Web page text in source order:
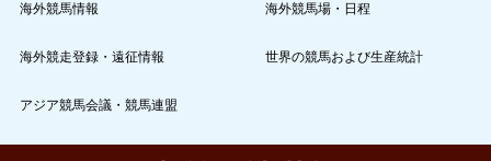
海外競馬情報 海外競馬場・日程
海外競走登録・遠征情報 世界の競馬および生産統計
アジア競馬会議・競馬連盟